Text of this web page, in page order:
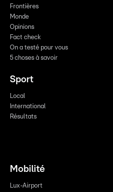
Frontières
Monde
Opinions
Fact check
On a testé pour vous
5 choses à savoir
Sport
Local
International
Résultats
Mobilité
Lux-Airport